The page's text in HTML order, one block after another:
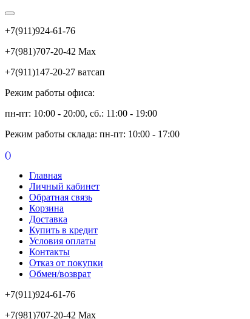
+7(911)924-61-76
+7(981)707-20-42 Max
+7(911)147-20-27 ватсап
Режим работы офиса:
пн-пт: 10:00 - 20:00, сб.: 11:00 - 19:00
Режим работы склада: пн-пт: 10:00 - 17:00
()
Главная
Личный кабинет
Обратная связь
Корзина
Доставка
Купить в кредит
Условия оплаты
Контакты
Отказ от покупки
Обмен/возврат
+7(911)924-61-76
+7(981)707-20-42 Max